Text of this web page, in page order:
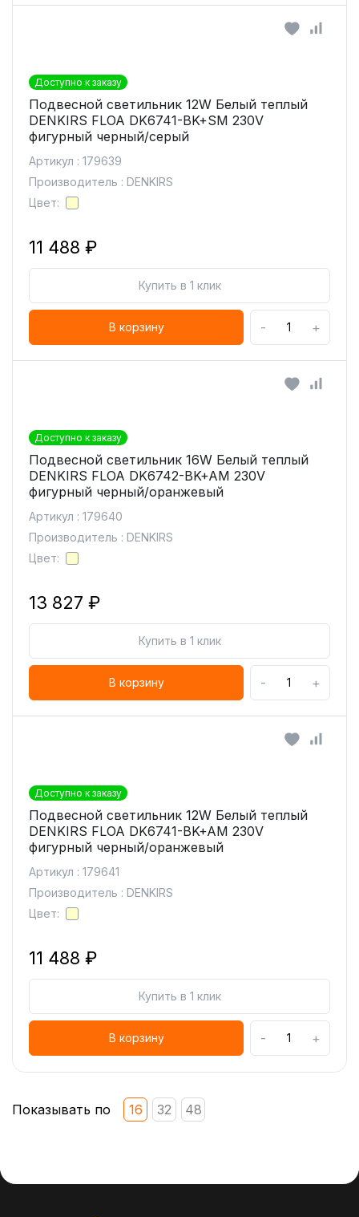
Доступно к заказу
Подвесной светильник 12W Белый теплый
DENKIRS FLOA DK6741-BK+SM 230V
фигурный черный/серый
Артикул : 179639
Производитель : DENKIRS
Цвет:
11 488 ₽
Купить в 1 клик
В корзину - +
Доступно к заказу
Подвесной светильник 16W Белый теплый
DENKIRS FLOA DK6742-BK+AM 230V
фигурный черный/оранжевый
Артикул : 179640
Производитель : DENKIRS
Цвет:
13 827 ₽
Купить в 1 клик
В корзину - +
Доступно к заказу
Подвесной светильник 12W Белый теплый
DENKIRS FLOA DK6741-BK+AM 230V
фигурный черный/оранжевый
Артикул : 179641
Производитель : DENKIRS
Цвет:
11 488 ₽
Купить в 1 клик
В корзину - +
Показывать по 16 32 48